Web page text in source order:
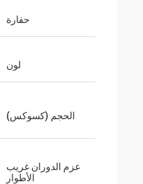
حفارة
لون
الحجم (كسوكس)
عزم الدوران غريب
الأطوار